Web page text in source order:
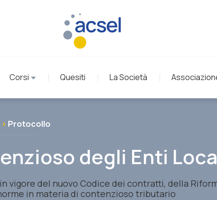
Corsi Quesiti La Società
> Protocollo
degli Enti
vigore del nuovo Codice dei contratti, della
in materia di contenzioso tributario